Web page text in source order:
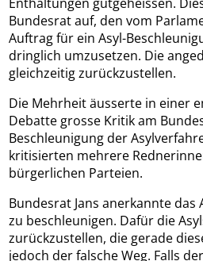
Bundesrat auf, den vom
Auftrag für ein Asyl-
dringlich umzusetzen. Die
gleichzeitig zurückzustellen.
Die Mehrheit äusserte in einer
Debatte grosse Kritik am
Beschleunigung der
kritisierten mehrere
bürgerlichen Parteien.
Bundesrat Jans anerkannte das
zu beschleunigen. Dafür die
zurückzustellen, die gerade
jedoch der falsche Weg. Falls